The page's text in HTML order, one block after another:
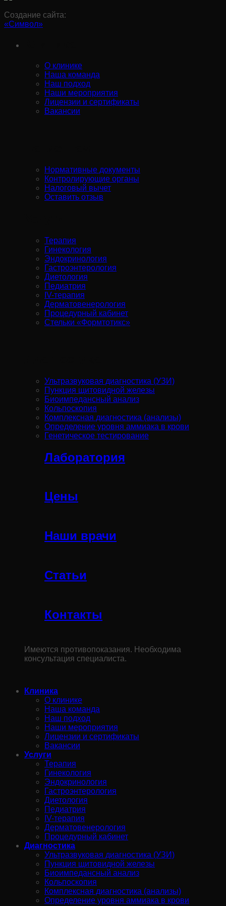
Создание сайта:
«Символ»
О клинике
Наша команда
Наш подход
Наши мероприятия
Лицензии и сертификаты
Вакансии
Нормативные документы
Контролирующие органы
Налоговый вычет
Оставить отзыв
Терапия
Гинекология
Эндокринология
Гастроэнтерология
Диетология
Педиатрия
IV-терапия
Дерматовенерология
Процедурный кабинет
Стельки «Формтотикс»
Ультразвуковая диагностика (УЗИ)
Пункция щитовидной железы
Биоимпедансный анализ
Кольпоскопия
Комплексная диагностика (анализы)
Определение уровня аммиака в крови
Генетическое тестирование
Лаборатория
Цены
Наши врачи
Статьи
Контакты
Имеются противопоказания. Необходима
консультация специалиста.
Клиника
О клинике
Наша команда
Наш подход
Наши мероприятия
Лицензии и сертификаты
Вакансии
Услуги
Терапия
Гинекология
Эндокринология
Гастроэнтерология
Диетология
Педиатрия
IV-терапия
Дерматовенерология
Процедурный кабинет
Диагностика
Ультразвуковая диагностика (УЗИ)
Пункция щитовидной железы
Биоимпедансный анализ
Кольпоскопия
Комплексная диагностика (анализы)
Определение уровня аммиака в крови